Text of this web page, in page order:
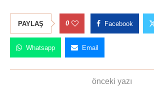
PAYLAŞ 0 Facebook
Whatsapp Email
önceki yazı